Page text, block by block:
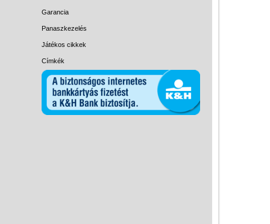
Garancia
Panaszkezelés
Játékos cikkek
Címkék
Papírszínház
Pixelhobby